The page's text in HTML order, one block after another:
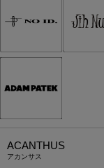
ACANTHUS
アカンサス